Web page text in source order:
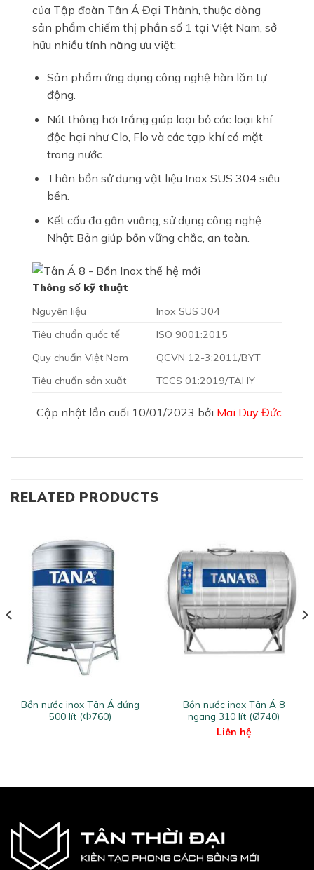
của Tập đoàn Tân Á Đại Thành, thuộc dòng
sản phẩm chiếm thị phần số 1 tại Việt Nam, sở
hữu nhiều tính năng ưu việt:
Sản phẩm ứng dụng công nghệ hàn lăn tự
động.
Nút thông hơi trắng giúp loại bỏ các loại khí
độc hại như Clo, Flo và các tạp khí có mặt
trong nước.
Thân bồn sử dụng vật liệu Inox SUS 304 siêu
bền.
Kết cấu đa gân vuông, sử dụng công nghệ
Nhật Bản giúp bồn vững chắc, an toàn.
Thông số kỹ thuật
Nguyên liệu
Inox SUS 304
Tiêu chuẩn quốc tế
ISO 9001:2015
Quy chuẩn Việt Nam
QCVN 12-3:2011/BYT
Tiêu chuẩn sản xuất
TCCS 01:2019/TAHY
Cập nhật lần cuối 10/01/2023 bởi Mai Duy Đức
RELATED PRODUCTS
Bồn nước inox Tân Á đứng
500 lít (Ф760)
Bồn nước inox Tân Á 8
ngang 310 lít (Ø740)
Liên hệ